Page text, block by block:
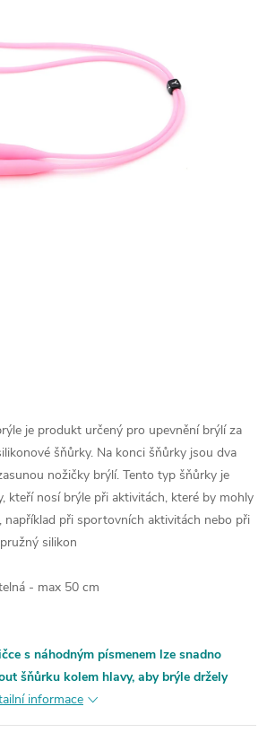
je produkt určený pro upevnění brýlí za
šňůrky. Na konci šňůrky jsou dva
nožičky brýlí. Tento typ šňůrky je
kteří nosí brýle při aktivitách, které by mohly
například při sportovních aktivitách nebo při
pružný silikon
- max 50 cm
s náhodným písmenem lze snadno
šňůrku kolem hlavy, aby brýle držely
informace